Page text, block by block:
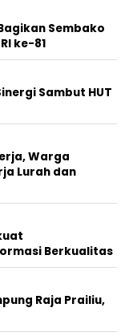
Sembako
ke-81
Sambut HUT
Warga
Lurah dan
Berkualitas
Raja Prailiu,